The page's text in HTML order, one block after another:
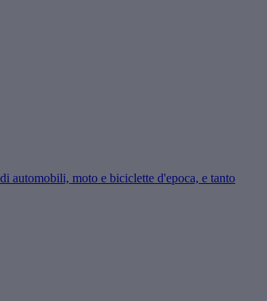
automobili, moto e biciclette d'epoca, e tanto